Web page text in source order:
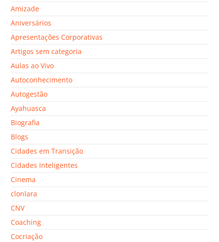
Amizade
Aniversários
Apresentações Corporativas
Artigos sem categoria
Aulas ao Vivo
Autoconhecimento
Autogestão
Ayahuasca
Biografia
Blogs
Cidades em Transição
Cidades Inteligentes
Cinema
clonlara
CNV
Coaching
Cocriação